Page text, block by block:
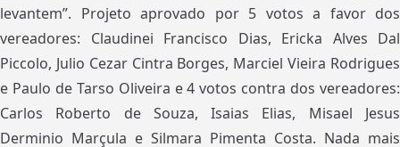
levantem”. Projeto aprovado por 5 votos a favor dos
vereadores: Claudinei Francisco Dias, Ericka Alves Dal
Piccolo, Julio Cezar Cintra Borges, Marciel Vieira Rodrigues
e Paulo de Tarso Oliveira e 4 votos contra dos vereadores:
Carlos Roberto de Souza, Isaias Elias, Misael Jesus
Derminio Marçula e Silmara Pimenta Costa. Nada mais